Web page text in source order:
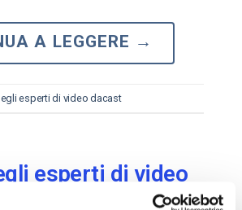
A LEGGERE →
esperti di video dacast
esperti di video